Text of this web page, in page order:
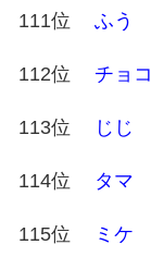
111位 ふう
112位 チョコ
113位 じじ
114位 タマ
115位 ミケ